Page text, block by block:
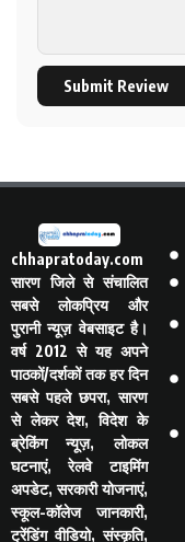
Submit Review
chhapratoday.com
सारण जिले से संचालित
सबसे लोकप्रिय और
पुरानी न्यूज़ वेबसाइट है।
वर्ष 2012 से यह अपने
पाठकों/दर्शकों तक हर दिन
सबसे पहले छपरा, सारण
से लेकर देश, विदेश के
ब्रेकिंग न्यूज़, लोकल
घटनाएं, रेलवे टाइमिंग
अपडेट, सरकारी योजनाएं,
स्कूल-कॉलेज जानकारी,
ट्रेंडिंग वीडियो, संस्कृति,